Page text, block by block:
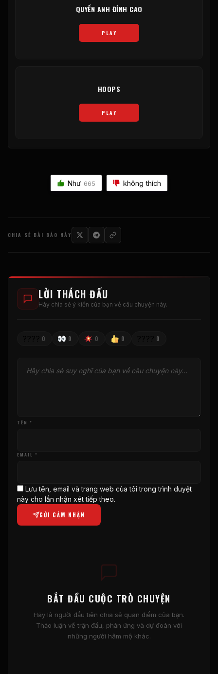
QUYỀN ANH ĐỈNH CAO
PLAY
HOOPS
PLAY
Như 665 không thích
CHIA SẺ BÀI BÁO NÀY
LỜI THÁCH ĐẤU
Hãy chia sẻ ý kiến ​​của bạn về câu chuyện này.
0 0 0 0 0
TÊN *
EMAIL *
Lưu tên, email và trang web của tôi trong trình duyệt
này cho lần nhận xét tiếp theo.
GỬI CẢM NHẬN
BẮT ĐẦU CUỘC TRÒ CHUYỆN
Hãy là người đầu tiên chia sẻ quan điểm của bạn.
Thảo luận về trận đấu, phản ứng và dự đoán với
những người hâm mộ khác.